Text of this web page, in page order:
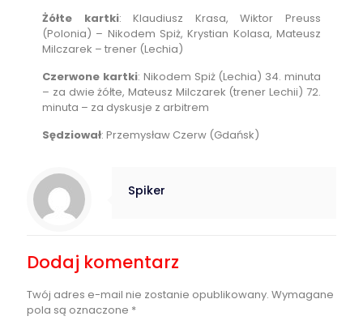
Żółte kartki: Klaudiusz Krasa, Wiktor Preuss
(Polonia) – Nikodem Spiż, Krystian Kolasa, Mateusz
Milczarek – trener (Lechia)
Czerwone kartki: Nikodem Spiż (Lechia) 34. minuta
– za dwie żółte, Mateusz Milczarek (trener Lechii) 72.
minuta – za dyskusje z arbitrem
Sędziował: Przemysław Czerw (Gdańsk)
Spiker
Dodaj komentarz
Twój adres e-mail nie zostanie opublikowany. Wymagane
pola są oznaczone *